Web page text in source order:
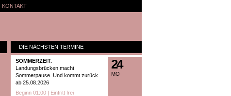
KONTAKT
DIE NÄCHSTEN TERMINE
24
MO
SOMMERZEIT.
Landungsbrücken macht
Sommerpause. Und kommt zurück
ab 25.08.2026
Beginn 01:00 | Eintritt frei